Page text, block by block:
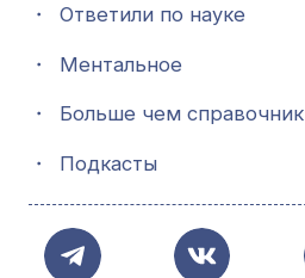
・ Ответили по науке
・ Ментальное
・ Больше чем справочник
・ Подкасты